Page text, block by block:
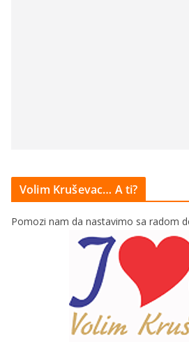
Volim Kruševac… A ti?
Pomozi nam da nastavimo sa radom